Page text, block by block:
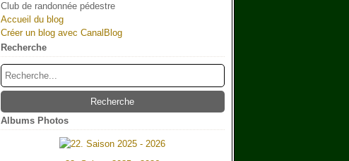
Club de randonnée pédestre
Accueil du blog
Créer un blog avec CanalBlog
Recherche
Albums Photos